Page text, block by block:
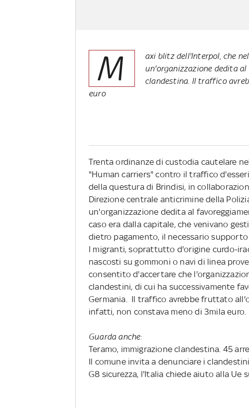
M
axi blitz dell'Interpol, che
un'organizzazione dedita
clandestina. Il traffico
euro
Trenta ordinanze di custodia cautelare
"Human carriers" contro il traffico
della questura di Brindisi, in
Direzione centrale anticrimine della
un'organizzazione dedita al
caso era dalla capitale, che venivano
dietro pagamento, il necessario supporto
I migranti, soprattutto d'origine curdo-
nascosti su gommoni o navi di linea
consentito d'accertare che
clandestini, di cui ha successivamente
Germania. Il traffico avrebbe fruttato
infatti, non constava meno di 3mila euro.
Guarda anche:
Teramo, immigrazione clandestina. 45
Il comune invita a denunciare i clandestini
G8 sicurezza, l'Italia chiede aiuto alla Ue